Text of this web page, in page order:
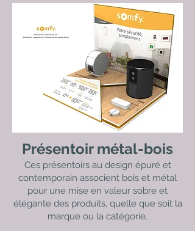
Présentoir métal-bois
Ces présentoirs au design épuré et
contemporain associent bois et métal
pour une mise en valeur sobre et
élégante des produits, quelle que soit la
marque ou la catégorie.